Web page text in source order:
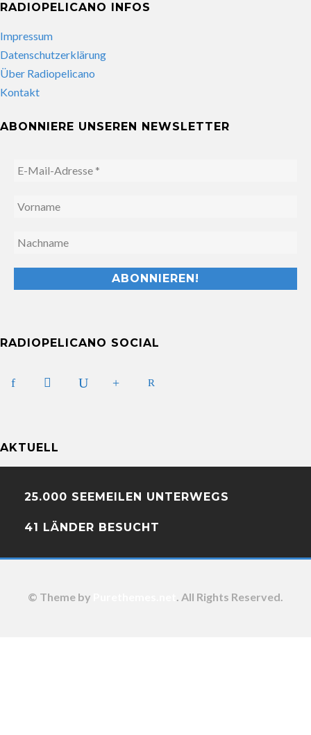
RADIOPELICANO INFOS
Impressum
Datenschutzerklärung
Über Radiopelicano
Kontakt
ABONNIERE UNSEREN NEWSLETTER
RADIOPELICANO SOCIAL
AKTUELL
25.000 SEEMEILEN UNTERWEGS
41 LÄNDER BESUCHT
© Theme by . All Rights Reserved.